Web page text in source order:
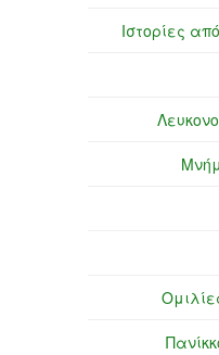
Ιστορίες